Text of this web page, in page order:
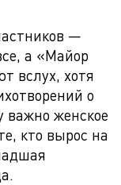
—
а «Майор
вслух, хотя
о
важно женское
кто вырос на